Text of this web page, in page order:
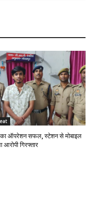
का ऑपरेशन सफल, स्टेशन से मोबाइल
आरोपी गिरफ्तार